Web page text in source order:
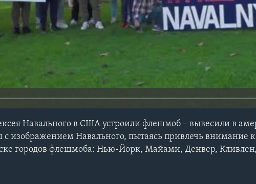
Навального в США устроили флешмоб – вывесили в
с изображением Навального, пытаясь привлечь внимание
городов флешмоба: Нью-Йорк, Майами, Денвер,